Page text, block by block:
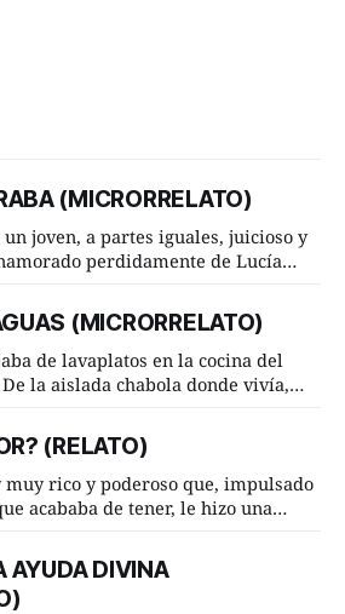
(MICRORRELATO)
joven, a partes iguales, juicioso y
perdidamente de Lucía
Pero mantenían absoluta
ineluctable por parte de ella.
ellos
(MICRORRELATO)
de lavaplatos en la cocina del
la aislada chabola donde vivía,
paso. Cierta noche,
laboral caminaba él hacía su mísera
a llover
(RELATO)
rico y poderoso que, impulsado
acababa de tener, le hizo una
es el amor según tú? Su
prudente y astuto le respondió de
AYUDA DIVINA